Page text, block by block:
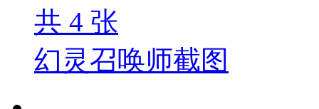
共 4 张
幻灵召唤师截图